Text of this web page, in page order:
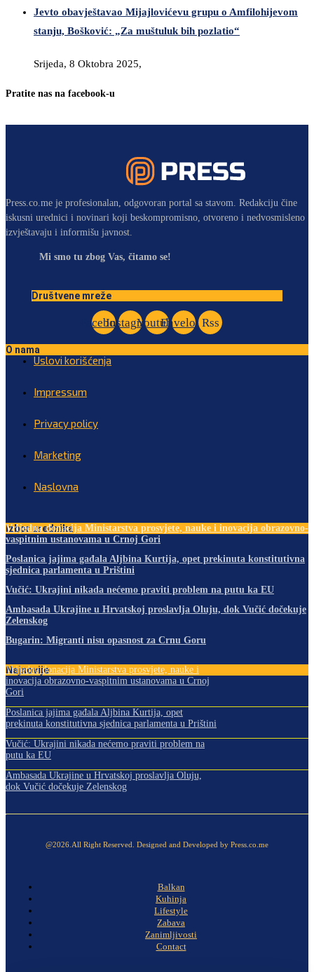
Jevto obavještavao Mijajlovićevu grupu o Amfilohijevom
stanju, Bošković: „Za muštuluk bih pozlatio“
Srijeda, 8 Oktobra 2025,
Pratite nas na facebook-u
Press.co.me je profesionalan, odgovoran portal sa stavom. Redakciju čine
iskusni urednici i novinari koji beskompromisno, otvoreno i nedvosmisleno
izvještavaju i informišu javnost.
Mi smo tu zbog Vas, čitamo se!
Društvene mreže
Facebook
InstagramYoutubeEnvelopeRss
O nama
Uslovi korišćenja
Impressum
Privacy policy
Marketing
Naslovna
Izbor urednika
Vrijedna donacija Ministarstva prosvjete, nauke i inovacija obrazovno-
vaspitnim ustanovama u Crnoj Gori
Poslanica jajima gađala Aljbina Kurtija, opet prekinuta konstitutivna
sjednica parlamenta u Prištini
Vučić: Ukrajini nikada nećemo praviti problem na putu ka EU
Ambasada Ukrajine u Hrvatskoj proslavlja Oluju, dok Vučić dočekuje
Zelenskog
Bugarin: Migranti nisu opasnost za Crnu Goru
Najnovije
Vrijedna donacija Ministarstva prosvjete, nauke i
inovacija obrazovno-vaspitnim ustanovama u Crnoj
Gori
Poslanica jajima gađala Aljbina Kurtija, opet
prekinuta konstitutivna sjednica parlamenta u Prištini
Vučić: Ukrajini nikada nećemo praviti problem na
putu ka EU
Ambasada Ukrajine u Hrvatskoj proslavlja Oluju,
dok Vučić dočekuje Zelenskog
@2026.All Right Reserved. Designed and Developed by Press.co.me
Balkan
Kuhinja
Lifestyle
Zabava
Zanimljivosti
Contact